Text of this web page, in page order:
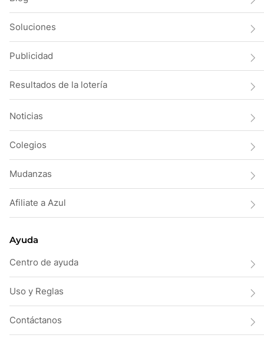
Soluciones
Publicidad
Resultados de la lotería
Noticias
Colegios
Mudanzas
Afiliate a Azul
Ayuda
Centro de ayuda
Uso y Reglas
Contáctanos